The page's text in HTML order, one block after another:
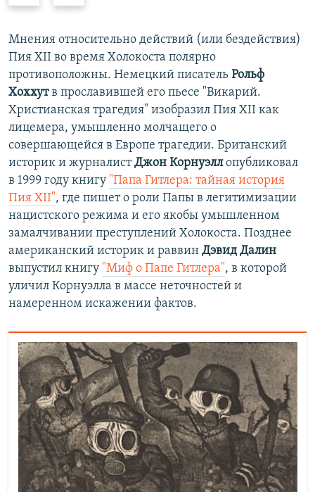
д
ы
д
у
щ
и
й
с
л
а
й
д
д
у
ю
щ
и
й
с
л
а
й
д
​Мнения относительно действий (или бездействия)
Пия XII во время Холокоста полярно
противоположны. Немецкий писатель Рольф
Хоххутв прославившей его пьесе "Викарий.
Христианская трагедия" изобразил Пия XII как
лицемера, умышленно молчащего о
совершающейся в Европе трагедии. Британский
историк и журналистДжон Корнуэллопубликовал
в 1999 году книгу "Папа Гитлера: тайная история
Пия XII", где пишет о роли Папы в легитимизации
нацистского режима и его якобы умышленном
замалчивании преступлений Холокоста. Позднее
американский историк и раввин Дэвид Далин
выпустил книгу "Миф о Папе Гитлера", в которой
уличил Корнуэлла в массе неточностей и
намеренном искажении фактов.